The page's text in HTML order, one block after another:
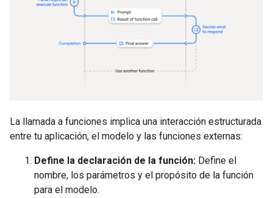
La llamada a funciones implica una interacción estructurada
entre tu aplicación, el modelo y las funciones externas:
Define la declaración de la función: Define el
nombre, los parámetros y el propósito de la función
para el modelo.